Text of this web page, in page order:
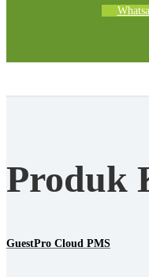
Produk
GuestPro Cloud PMS